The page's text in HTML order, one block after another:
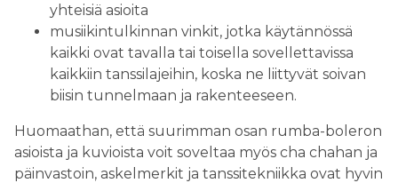
yhteisiä asioita
musiikintulkinnan vinkit, jotka käytännössä
kaikki ovat tavalla tai toisella sovellettavissa
kaikkiin tanssilajeihin, koska ne liittyvät soivan
biisin tunnelmaan ja rakenteeseen.
Huomaathan, että suurimman osan rumba-boleron
asioista ja kuvioista voit soveltaa myös cha chahan ja
päinvastoin, askelmerkit ja tanssitekniikka ovat hyvin